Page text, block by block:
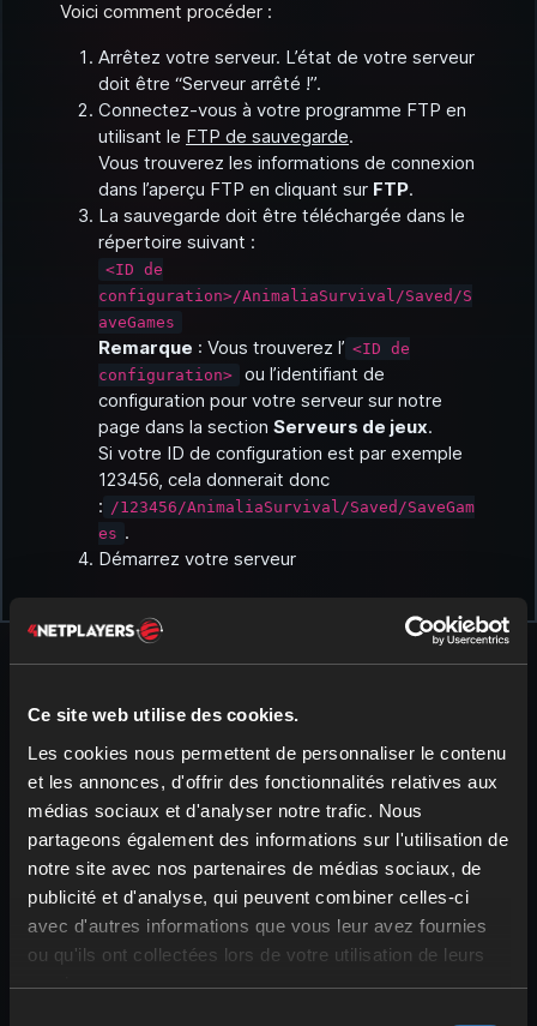
Ce site web utilise des cookies.
Les cookies nous permettent de personnaliser le contenu
et les annonces, d'offrir des fonctionnalités relatives aux
médias sociaux et d'analyser notre trafic. Nous
partageons également des informations sur l'utilisation de
notre site avec nos partenaires de médias sociaux, de
publicité et d'analyse, qui peuvent combiner celles-ci
avec d'autres informations que vous leur avez fournies
ou qu'ils ont collectées lors de votre utilisation de leurs
services.
Voici comment procéder :
Arrêtez votre serveur. L’état de votre serveur
doit être “Serveur arrêté !”.
Connectez-vous à votre programme FTP en
utilisant le FTP de sauvegarde.
Vous trouverez les informations de connexion
dans l’aperçu FTP en cliquant sur FTP.
La sauvegarde doit être téléchargée dans le
répertoire suivant :
<ID de
configuration>/AnimaliaSurvival/Saved/S
aveGames
Remarque : Vous trouverez l’ <ID de
configuration>
ou l’identifiant de
configuration pour votre serveur sur notre
page dans la section Serveurs de jeux.
Si votre ID de configuration est par exemple
123456, cela donnerait donc
: /123456/AnimaliaSurvival/Saved/SaveGam
es .
Démarrez votre serveur
Plus d'articles sur Animalia
Comment devenir administrateur
d'Animalia
Pour devenir administrateur dans Animalia, tu as